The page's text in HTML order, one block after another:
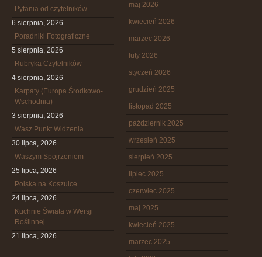
Pytania od czytelników
6 sierpnia, 2026
Poradniki Fotograficzne
5 sierpnia, 2026
Rubryka Czytelników
4 sierpnia, 2026
Karpaty (Europa Środkowo-
Wschodnia)
3 sierpnia, 2026
Wasz Punkt Widzenia
30 lipca, 2026
Waszym Spojrzeniem
25 lipca, 2026
Polska na Koszulce
24 lipca, 2026
Kuchnie Świata w Wersji
Roślinnej
21 lipca, 2026
maj 2026
kwiecień 2026
marzec 2026
luty 2026
styczeń 2026
grudzień 2025
listopad 2025
październik 2025
wrzesień 2025
sierpień 2025
lipiec 2025
czerwiec 2025
maj 2025
kwiecień 2025
marzec 2025